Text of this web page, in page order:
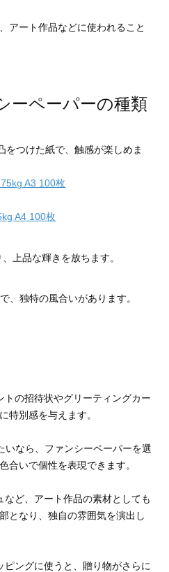
アート作品などに使われること
ーペーパーの種類
をつけた紙で、触感が楽しめま
A3 100枚
A4 100枚
上品な輝きを放ちます。
、独特の風合いがあります。
トの招待状やグリーティングカー
特別感を与えます。
いなら、ファンシーペーパーを選
合いで個性を表現できます。
など、アート作品の素材としても
となり、独自の雰囲気を演出し
ピングに使うと、贈り物がさらに